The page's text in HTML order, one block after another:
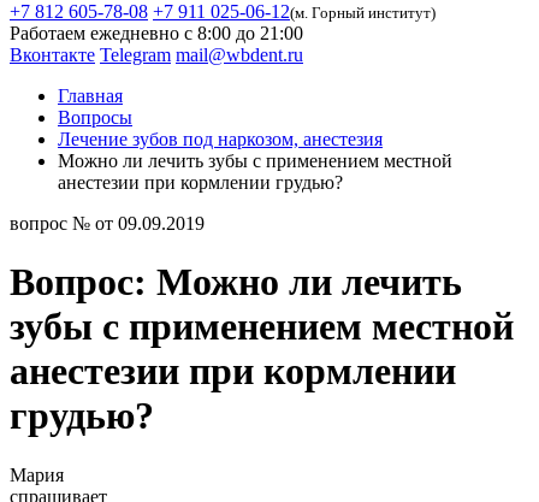
+7 812 605-78-08 +7 911 025-06-12(м. Горный институт)
Работаем ежедневно с 8:00 до 21:00
Вконтакте Telegram mail@wbdent.ru
Главная
Вопросы
Лечение зубов под наркозом, анестезия
Можно ли лечить зубы с применением местной
анестезии при кормлении грудью?
вопрос № от 09.09.2019
Вопрос: Можно ли лечить
зубы с применением местной
анестезии при кормлении
грудью?
Мария
спрашивает